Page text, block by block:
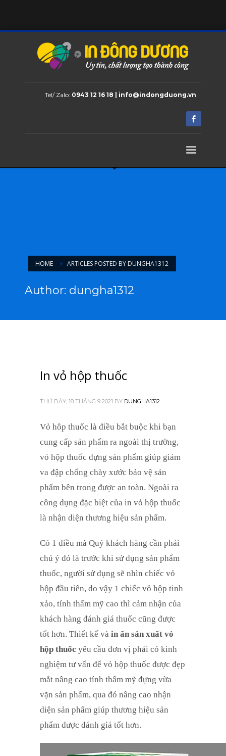
Tel/ Zalo: 0943 12 16 18 | info@indongduong.vn
HOME ARTICLES POSTED BY DUNGHA1312
Author: dungha1312
In vỏ hộp thuốc
THỨ BẢY, 18 THÁNG 9 2021 BY DUNGHA1312
Vỏ hôp thuốc là điều bắt buộc khi bạn
cung cấp sản phẩm ra ngoài thị trường,
vỏ hộp thuốc đựng sản phẩm giúp giảm
va đập chống chày xước bảo vệ sản
phẩm bên trong được an toàn. Ngoài ra
công dụng đặc biệt của in vỏ hộp thuốc
là nhận diện thương hiệu sản phẩm.
Có 1 điều mà Quý khách hàng cần phải
chú ý đó là trước khi sử dụng sản phẩm
thuốc, người sử dụng sẽ nhìn chiếc vỏ
hộp đầu tiên, do vậy 1 chiếc vỏ hộp tinh
xảo, tính thẩm mỹ cao thì cảm nhận của
khách hàng đánh giá thuốc cũng được
tốt hơn. Thiết kế và in ấn sản xuất vỏ
hộp thuốc yêu cầu đơn vị phải có kinh
nghiệm tư vấn để vỏ hộp thuốc được đẹp
mắt nâng cao tính thẩm mỹ đựng vừa
vặn sản phẩm, qua đó nâng cao nhận
diện sản phẩm giúp thương hiệu sản
phẩm được đánh giá tốt hơn.